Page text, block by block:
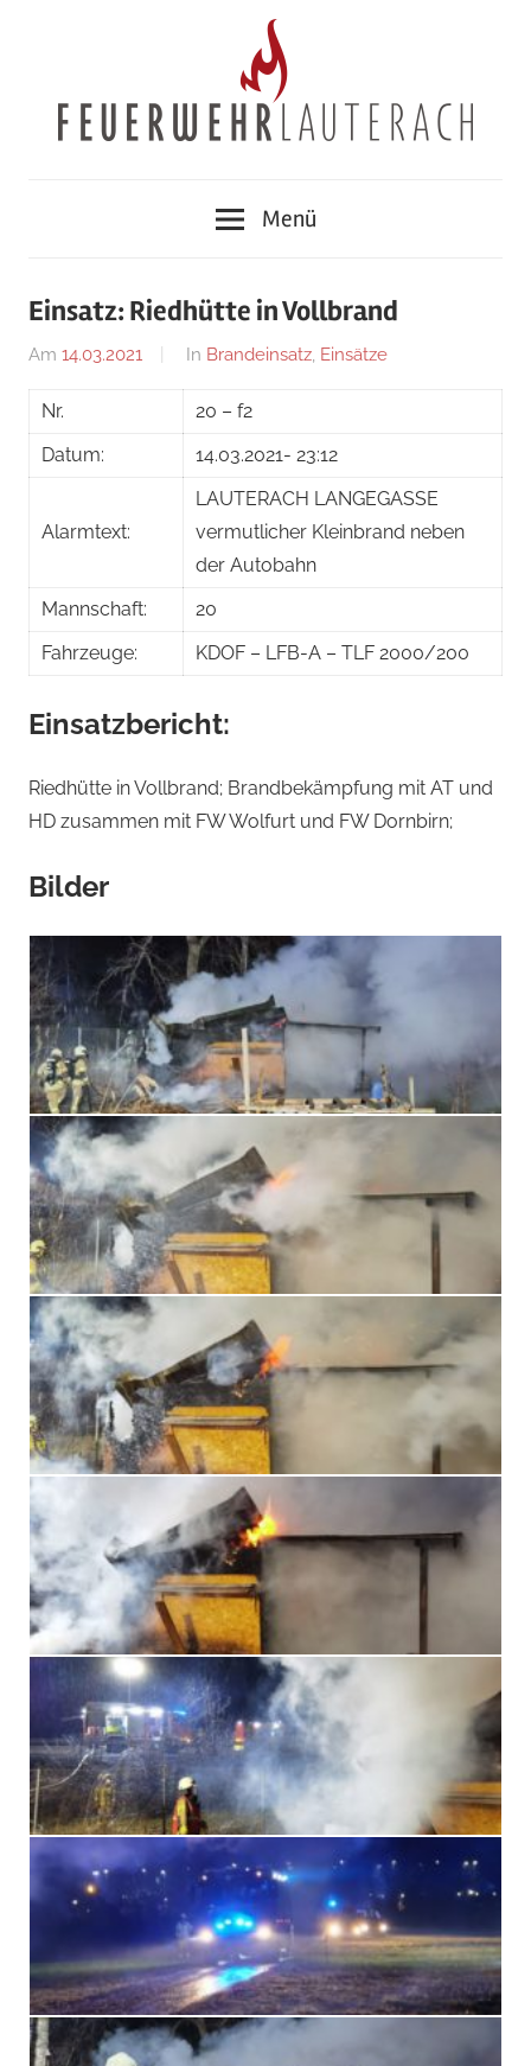
Lauterach
Menü
Einsatz: Riedhütte in Vollbrand
Am 14.03.2021
Von
adrian
In Brandeinsatz, Einsätze
Nr.
20 – f2
Datum:
14.03.2021- 23:12
Alarmtext:
LAUTERACH LANGEGASSE
vermutlicher Kleinbrand neben
der Autobahn
Mannschaft:
20
Fahrzeuge:
KDOF – LFB-A – TLF 2000/200
Einsatzbericht:
Riedhütte in Vollbrand; Brandbekämpfung mit AT und
HD zusammen mit FW Wolfurt und FW Dornbirn;
Bilder